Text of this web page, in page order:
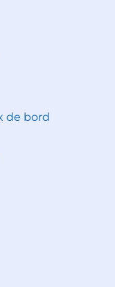
de bord